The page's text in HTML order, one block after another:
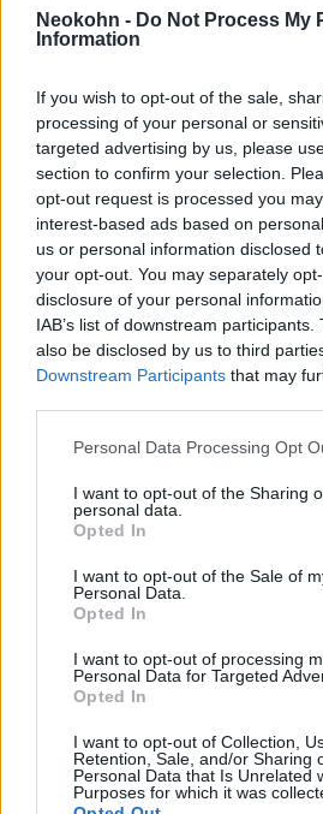
Neokohn - Do Not Process My
Information
If you wish to opt-out of the sale,
processing of your personal or
targeted advertising by us, please
section to confirm your selection.
opt-out request is processed you
interest-based ads based on
us or personal information disclosed
your opt-out. You may separately
disclosure of your personal
IAB’s list of downstream
also be disclosed by us to third
Downstream Participants that may
Please note that this website/app
not limited to your visit or usage
grant or deny consent to Google and
use your data for below specified
consent section.
Personal Data Processing Opt
I want to opt-out of the Sharing
personal data.
Opted In
I want to opt-out of the Sale of
Personal Data.
Opted In
I want to opt-out of processing
Personal Data for Targeted
Opted In
I want to opt-out of Collection,
Retention, Sale, and/or Sharing
Personal Data that Is Unrelated
Purposes for which it was
Az idős professzor
fiút, számos
Az pszichoanalízis atyját
Bukáscímű filmből
svájci színész, Bruno Ganz,
Simon Morzé alakítja.